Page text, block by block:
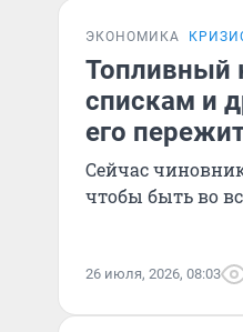
ЭКОНОМИКА
Топливный
спискам и
его
Сейчас
чтобы быть во
26 июля, 2026, 08:03